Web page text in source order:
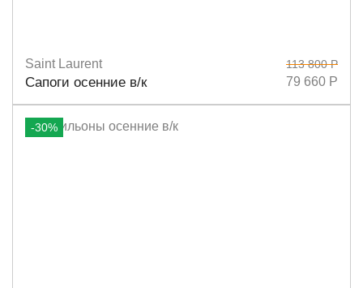
Размеры 40
Saint Laurent
Сапоги осенние в/к
113 800 Р
79 660 Р
-30%